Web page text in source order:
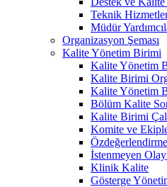
Teknik
Müdür
Organizasyon Şeması
Kalite Yönetim Birimi
Kalite Yönetim
Kalite Birimi
Kalite Yönetim
Bölüm Kalite
Kalite Birimi
Komite ve
İstenmeyen
Klinik Kalite
Gösterge